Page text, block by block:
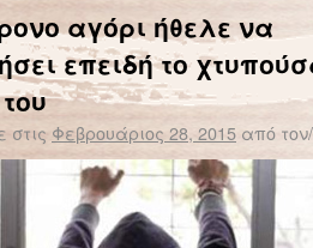
αγόρι ήθελε να
επειδή το
στις Φεβρουάριος 28, 2015 από